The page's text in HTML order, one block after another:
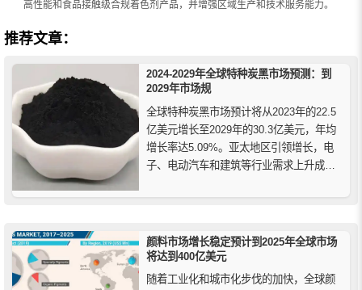
高性能和食品接触级合规着色剂产品，并增强区域生产和技术服务能力。
推荐文章：
2024-2029年全球特种炭黑市场预测：到
2029年市场规
全球特种炭黑市场预计将从2023年的22.5
亿美元增长至2029年的30.3亿美元，年均
增长率达5.09%。亚太地区引领增长，电
子、电动汽车和建筑等行业需求上升成为
现、关键企业动态及最新投资项目。
颜料市场增长稳定预计到2025年全球市场
将达到400亿美元
随着工业化和城市化步伐的加快，全球颜